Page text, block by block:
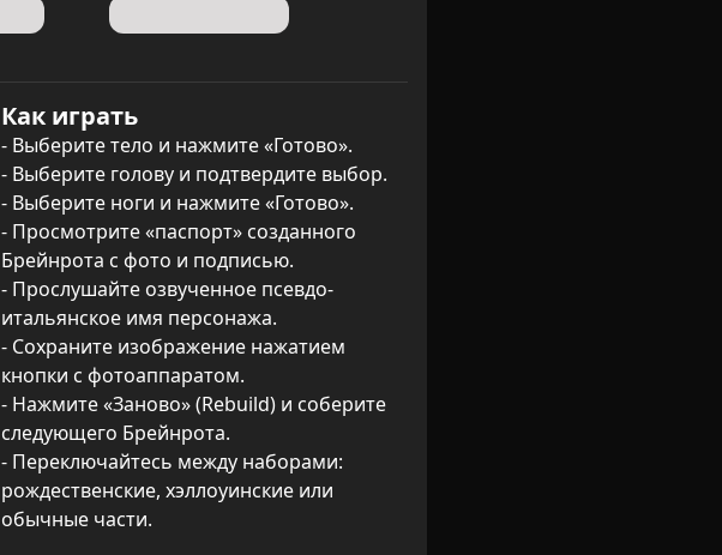
Как играть
- Выберите тело и нажмите «Готово».
- Выберите голову и подтвердите выбор.
- Выберите ноги и нажмите «Готово».
- Просмотрите «паспорт» созданного
Брейнрота с фото и подписью.
- Прослушайте озвученное псевдо-
итальянское имя персонажа.
- Сохраните изображение нажатием
кнопки с фотоаппаратом.
- Нажмите «Заново» (Rebuild) и соберите
следующего Брейнрота.
- Переключайтесь между наборами:
рождественские, хэллоуинские или
обычные части.